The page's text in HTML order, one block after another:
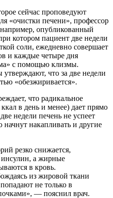
сейчас проповедуют
«очистки печени», профессор
опубликованный
котором пациент две недели
соли, ежедневно совершает
и каждые четыре дня
с помощью клизмы.
что за две недели
«обезжиривается».
что радикальное
в день и менее) дает прямо
недели печень не успеет
начнут накапливать и другие
резко снижается,
инсулин, а жирные
в кровь.
из жировой ткани
не только в
— пояснил врач.